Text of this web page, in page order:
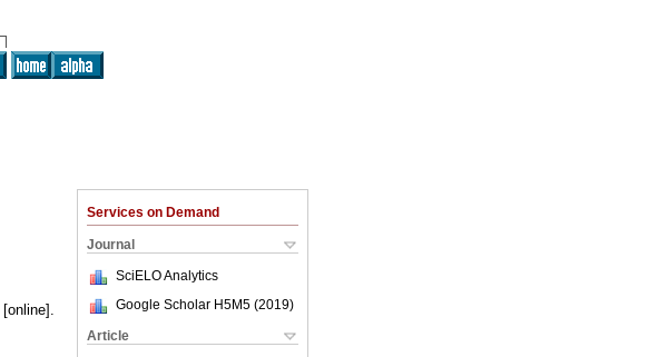
Services on Demand
Journal
SciELO Analytics
Google Scholar H5M5 (2019)
Article
[online].